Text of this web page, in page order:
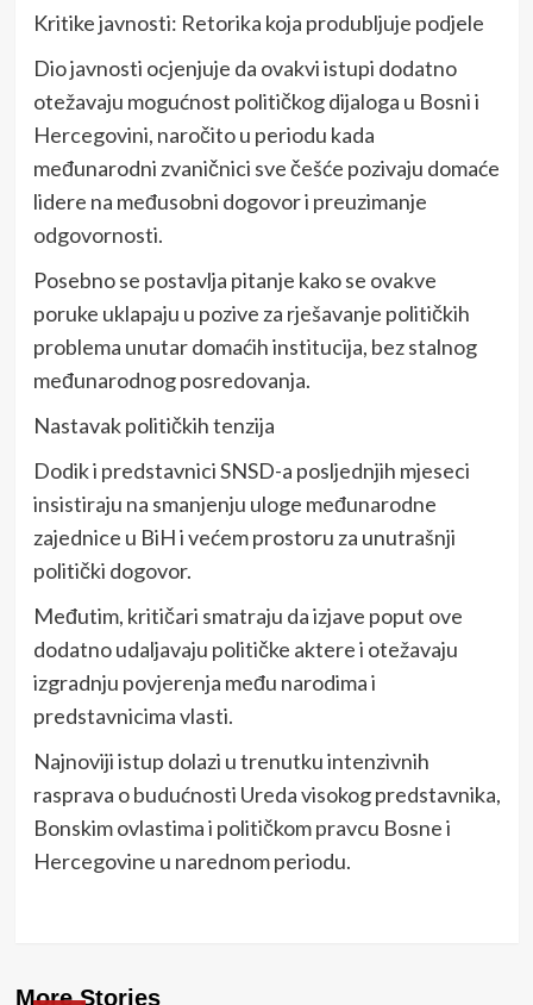
Kritike javnosti: Retorika koja produbljuje podjele
Dio javnosti ocjenjuje da ovakvi istupi dodatno
otežavaju mogućnost političkog dijaloga u Bosni i
Hercegovini, naročito u periodu kada
međunarodni zvaničnici sve češće pozivaju domaće
lidere na međusobni dogovor i preuzimanje
odgovornosti.
Posebno se postavlja pitanje kako se ovakve
poruke uklapaju u pozive za rješavanje političkih
problema unutar domaćih institucija, bez stalnog
međunarodnog posredovanja.
Nastavak političkih tenzija
Dodik i predstavnici SNSD-a posljednjih mjeseci
insistiraju na smanjenju uloge međunarodne
zajednice u BiH i većem prostoru za unutrašnji
politički dogovor.
Međutim, kritičari smatraju da izjave poput ove
dodatno udaljavaju političke aktere i otežavaju
izgradnju povjerenja među narodima i
predstavnicima vlasti.
Najnoviji istup dolazi u trenutku intenzivnih
rasprava o budućnosti Ureda visokog predstavnika,
Bonskim ovlastima i političkom pravcu Bosne i
Hercegovine u narednom periodu.
More Stories